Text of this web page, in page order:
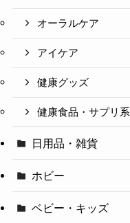
オーラルケア
アイケア
健康グッズ
健康食品・サプリ系
日用品・雑貨
ホビー
ベビー・キッズ